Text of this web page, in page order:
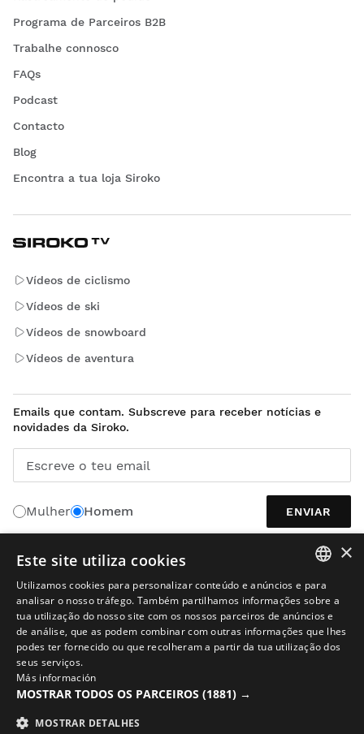
Programa de Parceiros B2B
Trabalhe connosco
FAQs
Podcast
Contacto
Blog
Encontra a tua loja Siroko
Vídeos de ciclismo
Vídeos de ski
Vídeos de snowboard
Vídeos de aventura
Emails que contam. Subscreve para receber notícias e
novidades da Siroko.
Escreve o teu email
Mulher Homem ENVIAR
Aviso legal Cookies Termos e condições IA nas Imagens
SPANISH
ENGLISH
GREEK
×
Este site utiliza cookies
Utilizamos cookies para personalizar conteúdo e anúncios e para
analisar o nosso tráfego. Também partilhamos informações sobre a
tua utilização do nosso site com os nossos parceiros de anúncios e
de análise, que as podem combinar com outras informações que lhes
podes ter fornecido ou que recolheram a partir da tua utilização dos
seus serviços.
Más información
MOSTRAR TODOS OS PARCEIROS (1881) →
MOSTRAR DETALHES